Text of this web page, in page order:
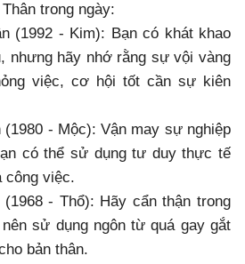
trong ngày:
(1992 - Kim): Bạn có khát khao
nhưng hãy nhớ rằng sự vội vàng
việc, cơ hội tốt cần sự kiên
- Mộc): Vận may sự nghiệp
có thể sử dụng tư duy thực tế
công việc.
- Thổ): Hãy cẩn thận trong
sử dụng ngôn từ quá gay gắt
bản thân.